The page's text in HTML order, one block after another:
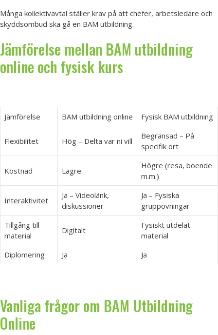
Många kollektivavtal ställer krav på att chefer, arbetsledare och
skyddsombud ska gå en BAM utbildning.
Jämförelse mellan BAM utbildning
online och fysisk kurs
Jämförelse BAM utbildning online Fysisk BAM utbildning
Flexibilitet Hög – Delta var ni vill
Begränsad – På
specifik ort
Kostnad Lägre
Högre (resa, boende
m.m.)
Interaktivitet
Ja – Videolänk,
diskussioner
Ja – Fysiska
gruppövningar
Tillgång till
material
Digitalt
Fysiskt utdelat
material
Diplomering
Ja Ja
Vanliga frågor om BAM Utbildning
Online